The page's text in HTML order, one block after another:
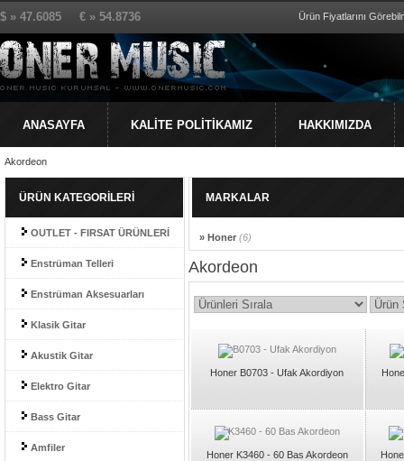
$ » 47.6085 € » 54.8736 Ürün Fiyatlarını
ANASAYFA KALİTE POLİTİKAMIZ HAKKIMIZDA
Akordeon
ÜRÜN KATEGORİLERİ
OUTLET - FIRSAT ÜRÜNLERİ
Enstrüman Telleri
Enstrüman Aksesuarları
Klasik Gitar
Akustik Gitar
Elektro Gitar
Bass Gitar
Amfiler
MARKALAR
» Honer (6)
Akordeon
Honer B0703 - Ufak Akordiyon
Honer K3460 - 60 Bas Akordeon